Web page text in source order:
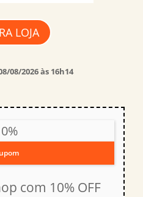
LOJA
08/2026 às 16h14
com 10% OFF